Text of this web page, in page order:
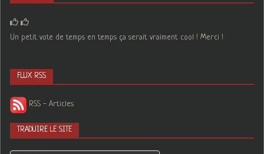
Un petit vote de temps en temps ça serait vraiment cool ! Merci !
FLUX RSS
RSS - Articles
TRADUIRE LE SITE